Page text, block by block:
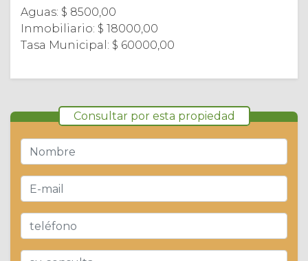
Aguas: $ 8500,00
Inmobiliario: $ 18000,00
Tasa Municipal: $ 60000,00
Consultar por esta propiedad